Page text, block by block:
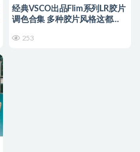
经典VSCO出品Flim系列LR胶片
调色合集 多种胶片风格这都
253